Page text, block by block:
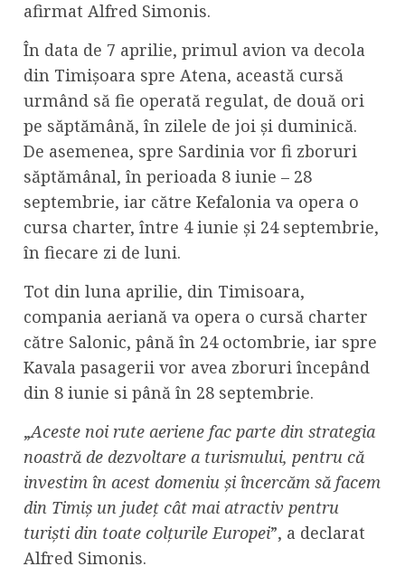
afirmat Alfred Simonis.
În data de 7 aprilie, primul avion va decola
din Timișoara spre Atena, această cursă
urmând să fie operată regulat, de două ori
pe săptămână, în zilele de joi și duminică.
De asemenea, spre Sardinia vor fi zboruri
săptămânal, în perioada 8 iunie – 28
septembrie, iar către Kefalonia va opera o
cursa charter, între 4 iunie și 24 septembrie,
în fiecare zi de luni.
Tot din luna aprilie, din Timisoara,
compania aeriană va opera o cursă charter
către Salonic, până în 24 octombrie, iar spre
Kavala pasagerii vor avea zboruri începând
din 8 iunie si până în 28 septembrie.
„Aceste noi rute aeriene fac parte din strategia
noastră de dezvoltare a turismului, pentru că
investim în acest domeniu și încercăm să facem
din Timiș un județ cât mai atractiv pentru
turiști din toate colțurile Europei”, a declarat
Alfred Simonis.